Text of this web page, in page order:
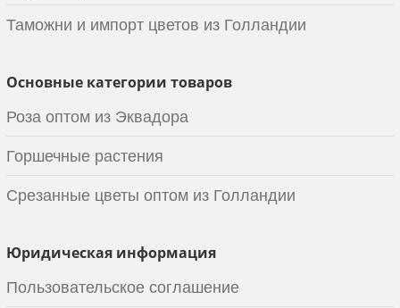
Таможни и импорт цветов из Голландии
Основные категории товаров
Роза оптом из Эквадора
Горшечные растения
Срезанные цветы оптом из Голландии
Юридическая информация
Пользовательское соглашение